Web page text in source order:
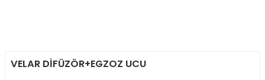
VELAR DİFÜZÖR+EGZOZ UCU